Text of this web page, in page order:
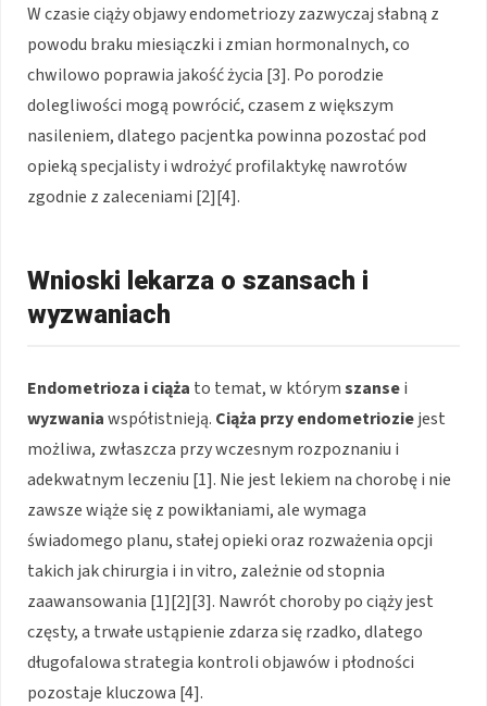
W czasie ciąży objawy endometriozy zazwyczaj słabną z
powodu braku miesiączki i zmian hormonalnych, co
chwilowo poprawia jakość życia [3]. Po porodzie
dolegliwości mogą powrócić, czasem z większym
nasileniem, dlatego pacjentka powinna pozostać pod
opieką specjalisty i wdrożyć profilaktykę nawrotów
zgodnie z zaleceniami [2][4].
Wnioski lekarza o szansach i
wyzwaniach
Endometrioza i ciąża to temat, w którymszansei
wyzwaniawspółistnieją. Ciąża przy endometrioziejest
możliwa, zwłaszcza przy wczesnym rozpoznaniu i
adekwatnym leczeniu [1]. Nie jest lekiem na chorobę i nie
zawsze wiąże się z powikłaniami, ale wymaga
świadomego planu, stałej opieki oraz rozważenia opcji
takich jak chirurgia i in vitro, zależnie od stopnia
zaawansowania [1][2][3]. Nawrót choroby po ciąży jest
częsty, a trwałe ustąpienie zdarza się rzadko, dlatego
długofalowa strategia kontroli objawów i płodności
pozostaje kluczowa [4].